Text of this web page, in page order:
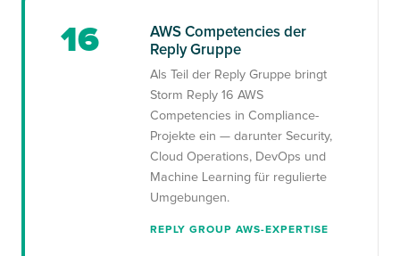
16
AWS Competencies der
Reply Gruppe
Als Teil der Reply Gruppe bringt
Storm Reply 16 AWS
Competencies in Compliance-
Projekte ein — darunter Security,
Cloud Operations, DevOps und
Machine Learning für regulierte
Umgebungen.
REPLY GROUP AWS-EXPERTISE